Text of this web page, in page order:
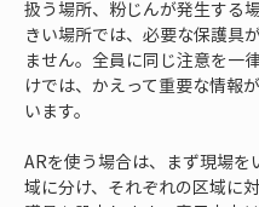
扱う場所、粉じんが発生する
きい場所では、必要な保護具
ません。全員に同じ注意を一
けでは、かえって重要な情報
います。
ARを使う場合は、まず現場を
域に分け、それぞれの区域に